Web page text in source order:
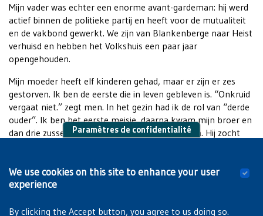
Mijn vader was echter een enorme avant-gardeman: hij werd
actief binnen de politieke partij en heeft voor de mutualiteit
en de vakbond gewerkt. We zijn van Blankenberge naar Heist
verhuisd en hebben het Volkshuis een paar jaar
opengehouden.
Mijn moeder heeft elf kinderen gehad, maar er zijn er zes
gestorven. Ik ben de eerste die in leven gebleven is. “Onkruid
vergaat niet.” zegt men. In het gezin had ik de rol van “derde
ouder”. Ik ben het eerste meisje, daarna kwam mijn broer en
dan drie zussen. Mijn vader was avant-gardistisch. Hij zocht
pastoors, over de kerk dat ze de mensen bedrogen en dat
het allemaal niet juist was.
Paramètres de confidentialité
We use cookies on this site to enhance your user
experience
By clicking the Accept button, you agree to us doing so.